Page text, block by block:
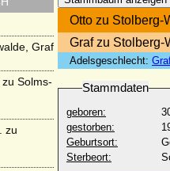
Otto zu Stolberg-
Graf zu Stolberg-
Adelsgeschlecht:
Stammdaten
geboren:
gestorben:
Geburtsort:
Sterbeort:
Graf
Solms-
zu